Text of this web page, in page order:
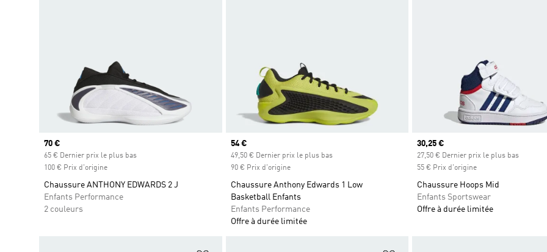
Prix actuel
70 €
65 € Dernier prix le plus bas
100 € Prix d'origine
Chaussure ANTHONY EDWARDS 2 J
Enfants Performance
2 couleurs
Prix actuel
54 €
49,50 € Dernier prix le plus bas
90 € Prix d'origine
Chaussure Anthony Edwards 1 Low
Basketball Enfants
Enfants Performance
Offre à durée limitée
Prix actuel
30,25 €
27,50 € Dernier prix le plus bas
55 € Prix d'origine
Chaussure Hoops Mid
Enfants Sportswear
Offre à durée limitée